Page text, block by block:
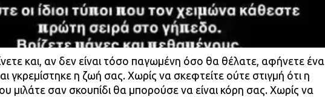
και, αν δεν είναι τόσο παγωμένη όσο θα θέλατε, αφήνετε ένα
γκρεμίστηκε η ζωή σας. Χωρίς να σκεφτείτε ούτε στιγμή ότι η
μιλάτε σαν σκουπίδι θα μπορούσε να είναι κόρη σας. Χωρίς να